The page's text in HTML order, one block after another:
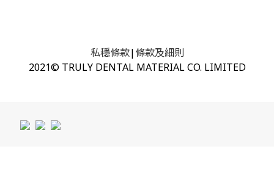
私穩條款|條款及細則
2021© TRULY DENTAL MATERIAL CO. LIMITED